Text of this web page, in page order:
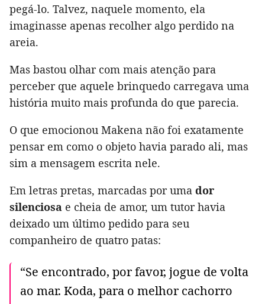
pegá-lo. Talvez, naquele momento, ela
imaginasse apenas recolher algo perdido na
areia.
Mas bastou olhar com mais atenção para
perceber que aquele brinquedo carregava uma
história muito mais profunda do que parecia.
O que emocionou Makena não foi exatamente
pensar em como o objeto havia parado ali, mas
sim a mensagem escrita nele.
Em letras pretas, marcadas por uma dor
silenciosa e cheia de amor, um tutor havia
deixado um último pedido para seu
companheiro de quatro patas:
“Se encontrado, por favor, jogue de volta
ao mar. Koda, para o melhor cachorro